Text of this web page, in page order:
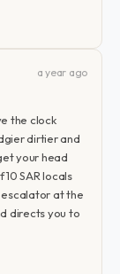
a year ago
the clock
dirtier and
your head
SAR locals
escalator at the
directs you to